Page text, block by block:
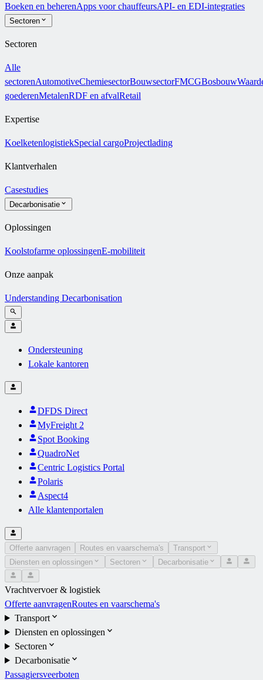
Boeken en beherenApps voor chauffeursAPI- en EDI-integraties
Sectoren
Sectoren
Alle
sectorenAutomotiveChemiesectorBouwsectorFMCGBosbouw
goederenMetalenRDF en afvalRetail
Expertise
KoelketenlogistiekSpecial cargoProjectlading
Klantverhalen
Casestudies
Decarbonisatie
Oplossingen
Koolstofarme oplossingenE-mobiliteit
Onze aanpak
Understanding Decarbonisation
Ondersteuning
Lokale kantoren
DFDS Direct
MyFreight 2
Spot Booking
QuadroNet
Centric Logistics Portal
Polaris
Aspect4
Alle klantenportalen
Offerte aanvragen Routes en vaarschema's
Transport
Diensten en oplossingen
Sectoren Decarbonisatie
Vrachtvervoer & logistiek
Offerte aanvragenRoutes en vaarschema's
Transport
Diensten en oplossingen
Sectoren
Decarbonisatie
Passagiersveerboten